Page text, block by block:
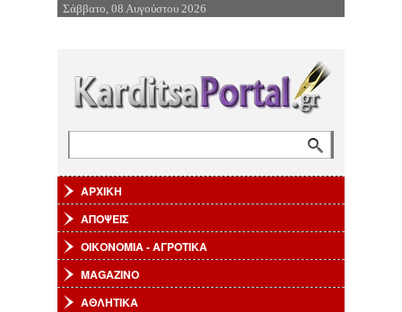
Επιστροφή στην Πλοήγηση
Σάββατο, 08 Αυγούστου 2026
ΑΡΧΙΚΗ
ΑΠΟΨΕΙΣ
ΟΙΚΟΝΟΜΙΑ - ΑΓΡΟΤΙΚΑ
MAGAZINO
ΑΘΛΗΤΙΚΑ